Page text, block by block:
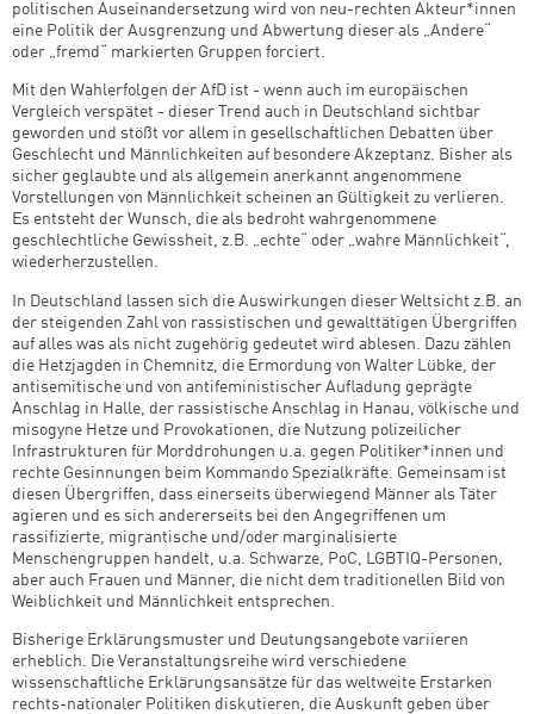
politischen Auseinandersetzung wird von neu-rechten Akteur*innen
eine Politik der Ausgrenzung und Abwertung dieser als „Andere“
oder „fremd“ markierten Gruppen forciert.
Mit den Wahlerfolgen der AfD ist - wenn auch im europäischen
Vergleich verspätet - dieser Trend auch in Deutschland sichtbar
geworden und stößt vor allem in gesellschaftlichen Debatten über
Geschlecht und Männlichkeiten auf besondere Akzeptanz. Bisher als
sicher geglaubte und als allgemein anerkannt angenommene
Vorstellungen von Männlichkeit scheinen an Gültigkeit zu verlieren.
Es entsteht der Wunsch, die als bedroht wahrgenommene
geschlechtliche Gewissheit, z.B. „echte“ oder „wahre Männlichkeit“,
wiederherzustellen.
In Deutschland lassen sich die Auswirkungen dieser Weltsicht z.B. an
der steigenden Zahl von rassistischen und gewalttätigen Übergriffen
auf alles was als nicht zugehörig gedeutet wird ablesen. Dazu zählen
die Hetzjagden in Chemnitz, die Ermordung von Walter Lübke, der
antisemitische und von antifeministischer Aufladung geprägte
Anschlag in Halle, der rassistische Anschlag in Hanau, völkische und
misogyne Hetze und Provokationen, die Nutzung polizeilicher
Infrastrukturen für Morddrohungen u.a. gegen Politiker*innen und
rechte Gesinnungen beim Kommando Spezialkräfte. Gemeinsam ist
diesen Übergriffen, dass einerseits überwiegend Männer als Täter
agieren und es sich andererseits bei den Angegriffenen um
rassifizierte, migrantische und/oder marginalisierte
Menschengruppen handelt, u.a. Schwarze, PoC, LGBTIQ-Personen,
aber auch Frauen und Männer, die nicht dem traditionellen Bild von
Weiblichkeit und Männlichkeit entsprechen.
Bisherige Erklärungsmuster und Deutungsangebote variieren
erheblich. Die Veranstaltungsreihe wird verschiedene
wissenschaftliche Erklärungsansätze für das weltweite Erstarken
rechts-nationaler Politiken diskutieren, die Auskunft geben über